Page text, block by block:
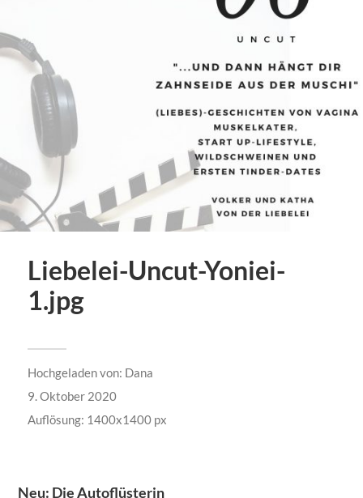
Liebelei-Uncut-Yoniei-
1.jpg
Hochgeladen von: Dana
9. Oktober 2020
Auflösung: 1400x1400 px
Neu: Die Autoflüsterin